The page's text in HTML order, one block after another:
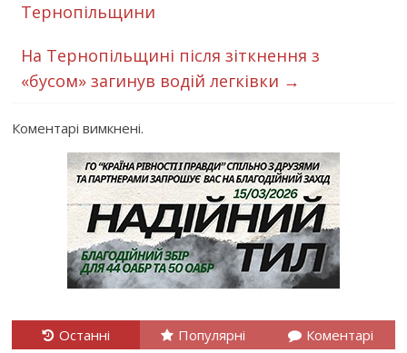
Тернопільщини
На Тернопільщині після зіткнення з
«бусом» загинув водій легківки →
Коментарі вимкнені.
Останні Популярні Коментарі